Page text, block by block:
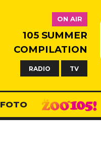
ON AIR
105 SUMMER
COMPILATION
RADIO TV
FOTO